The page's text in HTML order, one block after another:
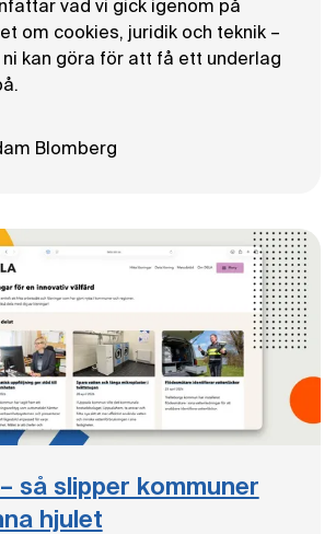
vad vi gick igenom på
om cookies, juridik och teknik –
ni kan göra för att få ett underlag
Blomberg
– så slipper kommuner
hjulet